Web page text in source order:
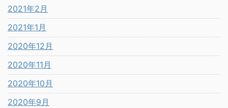
2021年2月
2021年1月
2020年12月
2020年11月
2020年10月
2020年9月